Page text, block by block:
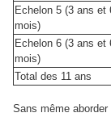
Echelon 5 (3 ans et
mois)
Echelon 6 (3 ans et
mois)
Total des 11 ans
Sans même